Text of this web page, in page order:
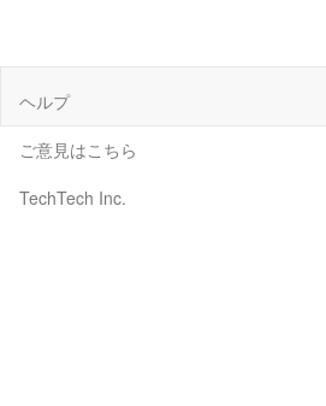
ヘルプ
ご意見はこちら
TechTech Inc.